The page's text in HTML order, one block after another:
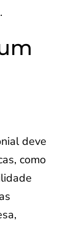
deve
como